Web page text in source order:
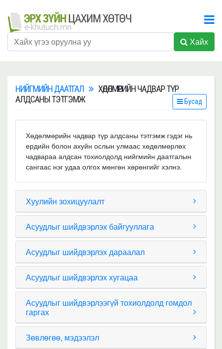
Хайх
НИЙГМИЙН ДААТГАЛ
ХӨДӨЛМӨРИЙН ЧАДВАР ТҮР
АЛДСАНЫ ТЭТГЭМЖ
Бусад
Хөдөлмөрийн чадвар түр алдсаны тэтгэмж гэдэг нь
ердийн болон ахуйн ослын улмаас хөдөлмөрлөх
чадвараа алдсан тохиолдолд нийгмийн даатгалын
сангаас нэг удаа олгох мөнгөн хөрөнгийг хэлнэ.
Хуулийн зохицуулалт
Асуудлыг шийдвэрлэх байгууллага
Асуудлыг шийдвэрлэх дараалал
Асуудлыг шийдвэрлэх хугацаа
Асуудлыг шийдвэрлээгүй тохиолдолд гомдол
гаргах
Зөвлөгөө, мэдээлэл